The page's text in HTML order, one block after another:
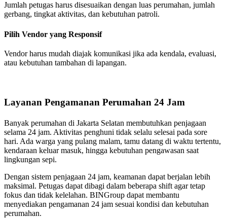
Jumlah petugas harus disesuaikan dengan luas perumahan, jumlah
gerbang, tingkat aktivitas, dan kebutuhan patroli.
Pilih Vendor yang Responsif
Vendor harus mudah diajak komunikasi jika ada kendala, evaluasi,
atau kebutuhan tambahan di lapangan.
Layanan Pengamanan Perumahan 24 Jam
Banyak perumahan di Jakarta Selatan membutuhkan penjagaan
selama 24 jam. Aktivitas penghuni tidak selalu selesai pada sore
hari. Ada warga yang pulang malam, tamu datang di waktu tertentu,
kendaraan keluar masuk, hingga kebutuhan pengawasan saat
lingkungan sepi.
Dengan sistem penjagaan 24 jam, keamanan dapat berjalan lebih
maksimal. Petugas dapat dibagi dalam beberapa shift agar tetap
fokus dan tidak kelelahan. BINGroup dapat membantu
menyediakan pengamanan 24 jam sesuai kondisi dan kebutuhan
perumahan.